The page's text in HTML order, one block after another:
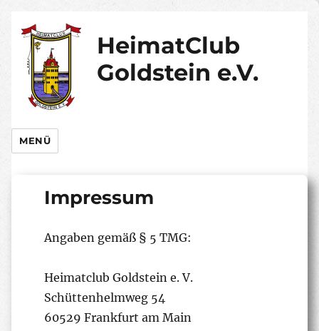
HeimatClub
Goldstein e.V.
MENÜ
Impressum
Angaben gemäß § 5 TMG:
Heimatclub Goldstein e. V.
Schüttenhelmweg 54
60529 Frankfurt am Main